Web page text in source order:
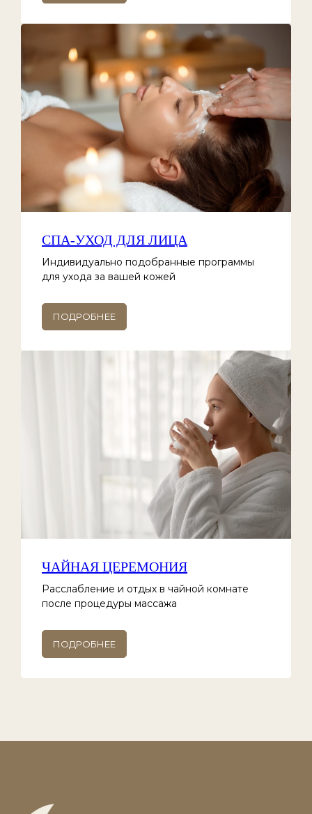
СПА-УХОД ДЛЯ ЛИЦА
Индивидуально подобранные программы
для ухода за вашей кожей
ПОДРОБНЕЕ
ЧАЙНАЯ ЦЕРЕМОНИЯ
Расслабление и отдых в чайной комнате
после процедуры массажа
ПОДРОБНЕЕ